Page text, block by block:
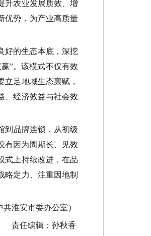
升农业发展质效、增
优势，为产业高质量
好的生态本底，深挖
”。该模式不仅有效
足地域生态禀赋，
、经济效益与社会效
到品牌连锁，从初级
有因为周期长、见效
式上持续改进，在品
略定力、注重因地制
共淮安市委办公室）
责任编辑：孙秋香